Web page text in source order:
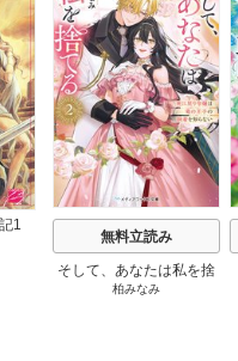
1
無料立読み
そして、あなたは私を捨
てる
柏みなみ